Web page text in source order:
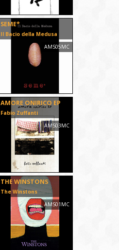
SEME*
Il Bacio della Medusa
AMS05MC
AMORE ONIRICO EP
Fabio Zuffanti
AMS03MC
THE WINSTONS
The Winstons
AMS01MC